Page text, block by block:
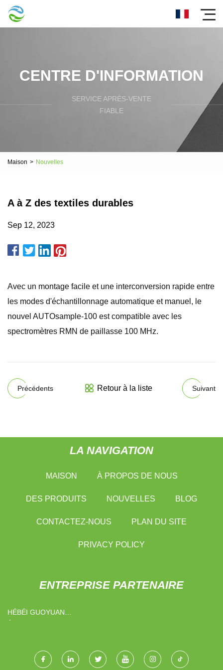
CENTRE D'INFORMATION
SERVICE APRÈS-VENTE
FIABLE
Maison > Nouvelles
A à Z des textiles durables
Sep 12, 2023
Avec un montage facile et une interconversion rapide entre
les modes d'échantillonnage automatique et manuel, le
nouvel AUTOsample-100 est compatible avec les
spectromètres RMN de paillasse 100 MHz.
Précédents Retour à la liste Suivant
LA NAVIGATION
MAISON À PROPOS DE NOUS
DES PRODUITS NOUVELLES BLOG
CONTACTEZ-NOUS PLAN DU SITE
PRIVACY POLICY
ENTREPRISE PARTENAIRE
HÉBÉI GUOYUAN